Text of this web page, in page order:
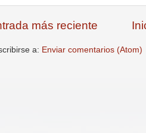
más reciente
a: Enviar comentarios (Atom)